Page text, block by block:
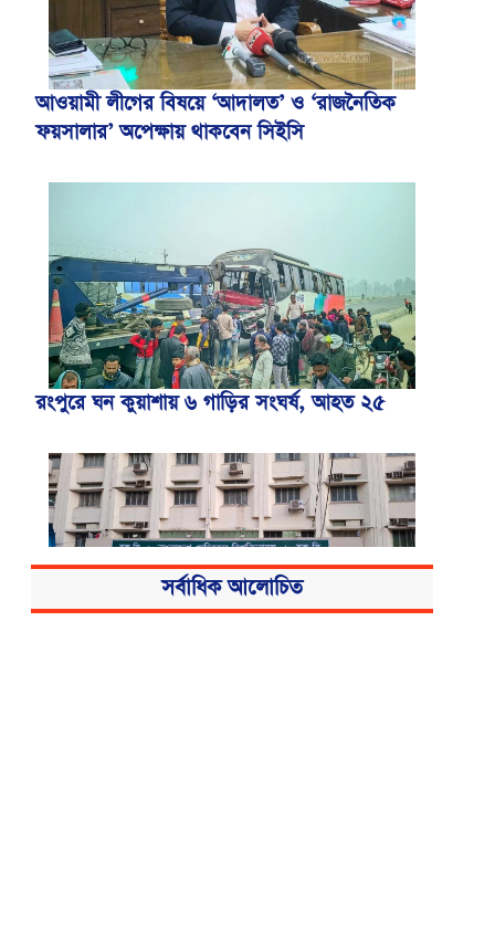
আওয়ামী লীগের বিষয়ে ‘আদালত’ ও ‘রাজনৈতিক
ফয়সালার’ অপেক্ষায় থাকবেন সিইসি
রংপুরে ঘন কুয়াশায় ৬ গাড়ির সংঘর্ষ, আহত ২৫
সর্বাধিক আলোচিত